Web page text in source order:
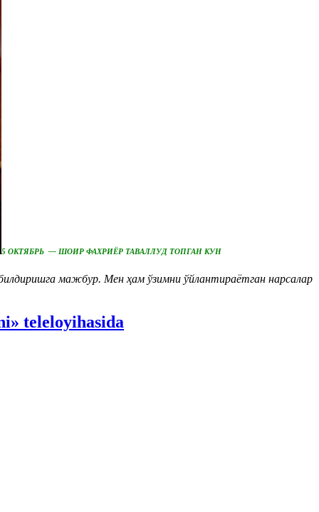
5 ОКТЯБРЬ — ШОИР ФАХРИЁР ТАВАЛЛУД ТОПГАН КУН
мажбур. Мен ҳам ўзимни ўйлантираётган нарсалар
teleloyihasida